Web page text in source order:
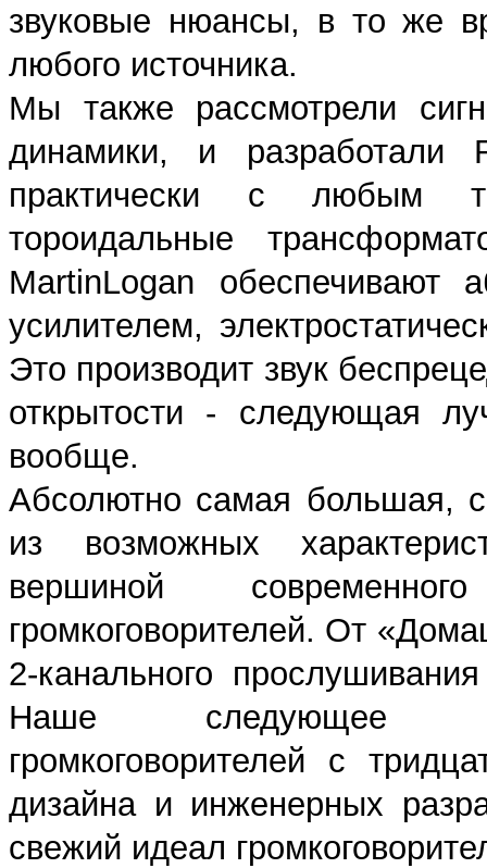
звуковые нюансы, в то же
любого источника.
Мы также рассмотрели
динамики, и разработали
практически с любым
тороидальные
MartinLogan обеспечивают
усилителем,
Это производит звук
открытости - следующая
вообще.
Абсолютно самая большая,
из возможных
вершиной
громкоговорителей. От
2-канального
Наше следующее
громкоговорителей с
дизайна и инженерных
свежий идеал